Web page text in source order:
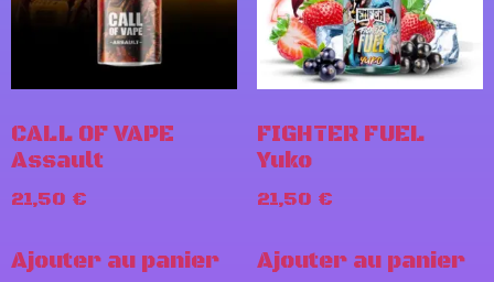
CALL OF VAPE
Assault
21,50 €
Ajouter au panier
FIGHTER FUEL
Yuko
21,50 €
Ajouter au panier